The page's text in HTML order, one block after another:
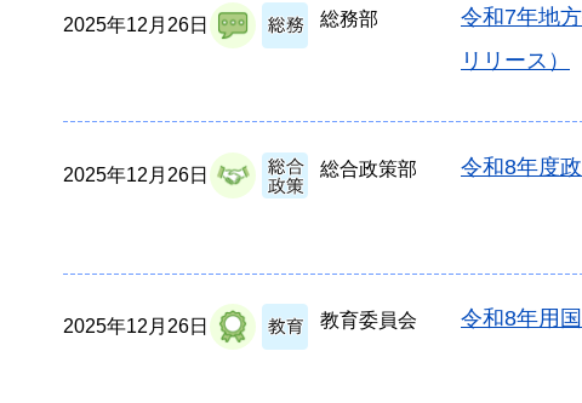
2025年12月26日 総務部
令和7年地
リリース）
2025年12月26日 総合政策部 令和8年度
2025年12月26日 教育委員会 令和8年用